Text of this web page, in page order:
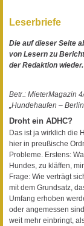
Leserbriefe
Die auf dieser Seite
von Lesern zu
der Redaktion wieder.
Betr.: MieterMagazin
„Hundehaufen –
Droht ein ADHC?
Das ist ja wirklich die
hier in preußische
Probleme. Erstens:
Hundes, zu kläffen,
Frage: Wie verträgt
mit dem Grundsatz,
Umfang erhoben
oder angemessen
weit mehr einbringt,